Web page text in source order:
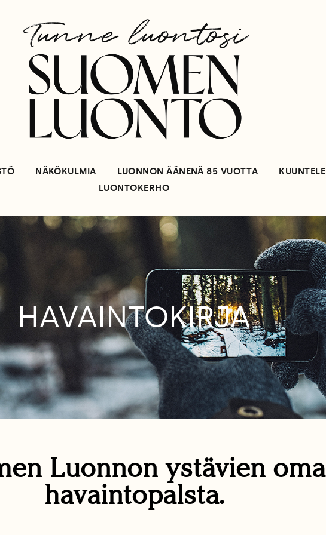
NÄKÖKULMIA LUONNON ÄÄNENÄ 85 VUOTTA KUUNTELE
LUONTOKERHO
HAVAINTOKIRJA
Luonnon ystävien oma
havaintopalsta.